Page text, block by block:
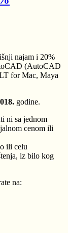
najam i 20%
(AutoCAD
for Mac, Maya
godine.
ni sa jednom
cenom ili
ili celu
iz bilo kog
na: